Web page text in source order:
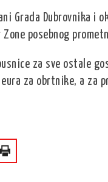
Grada Dubrovnika i
posebnog
za sve ostale
za obrtnike, a za